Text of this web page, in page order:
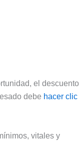
el descuento
debe hacer clic
vitales y